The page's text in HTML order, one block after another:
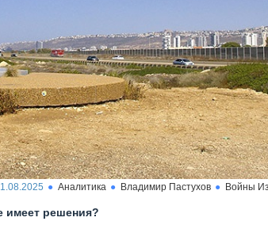
Аналитика Владимир Пастухов Войны
имеет решения?